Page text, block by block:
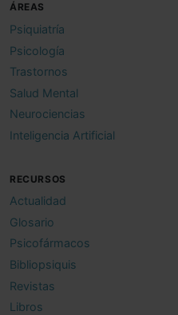
ÁREAS
Psiquiatría
Psicología
Trastornos
Salud Mental
Neurociencias
Inteligencia Artificial
RECURSOS
Actualidad
Glosario
Psicofármacos
Bibliopsiquis
Revistas
Libros